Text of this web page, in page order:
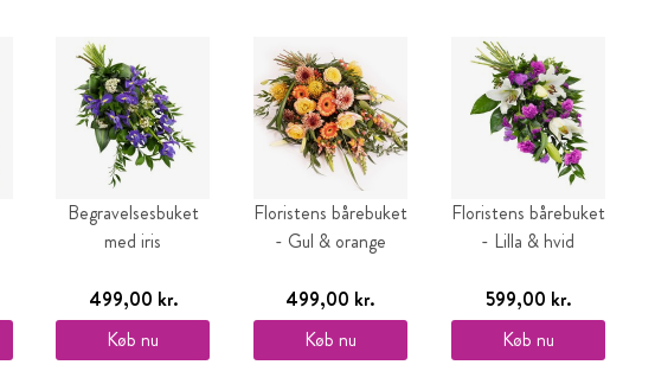
Begravelses­buket
med iris
499,00 kr.
Køb nu
Floristens bårebuket
- Gul & orange
499,00 kr.
Køb nu
Floristens bårebuket
- Lilla & hvid
599,00 kr.
Køb nu